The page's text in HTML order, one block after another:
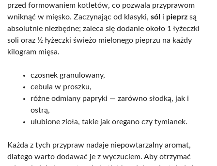
przed formowaniem kotletów, co pozwala przyprawom
wniknąć w mięsko. Zaczynając od klasyki, sól i pieprz są
absolutnie niezbędne; zaleca się dodanie około 1 łyżeczki
soli oraz ½ łyżeczki świeżo mielonego pieprzu na każdy
kilogram mięsa.
czosnek granulowany,
cebula w proszku,
różne odmiany papryki — zarówno słodką, jak i
ostrą,
ulubione zioła, takie jak oregano czy tymianek.
Każda z tych przypraw nadaje niepowtarzalny aromat,
dlatego warto dodawać je z wyczuciem. Aby otrzymać